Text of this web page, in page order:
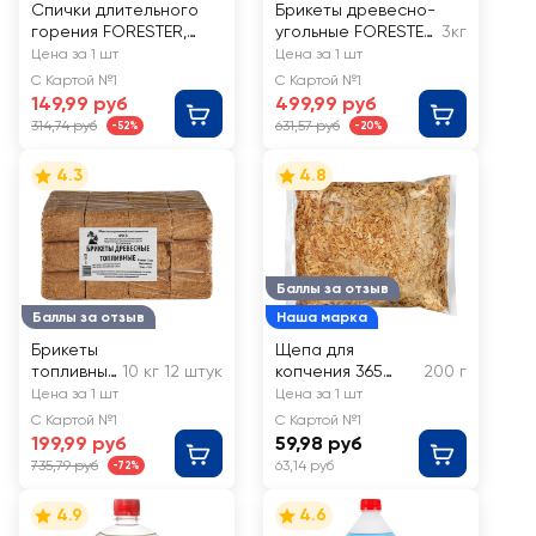
Спички длительного
горения FORESTER,
Арт. BC-782
Цена за 1 шт
С Картой №1
149,99 руб
314,74 руб -52%
Брикеты древесно-
угольные FORESTER
в сумке, Арт. BC-
934
3кг
Цена за 1 шт
С Картой №1
499,99 руб
631,57 руб -20%
Баллы за отзыв
4.3
Брикеты
топливны
е
древесны
е,
прессова
нные, 12шт
10 кг 12 штук
Цена за 1 шт
С Картой №1
199,99 руб
735,79 руб -72%
Баллы за отзыв
Наша марка
4.8
Щепа для
копчения 365
ДНЕЙ Ольха, Арт.
69666
200 г
Цена за 1 шт
С Картой №1
59,98 руб
63,14 руб
4.9 4.6